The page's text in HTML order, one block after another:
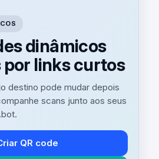
dinâmicos
por links curtos
destino pode mudar depois
scans junto aos seus
QR code